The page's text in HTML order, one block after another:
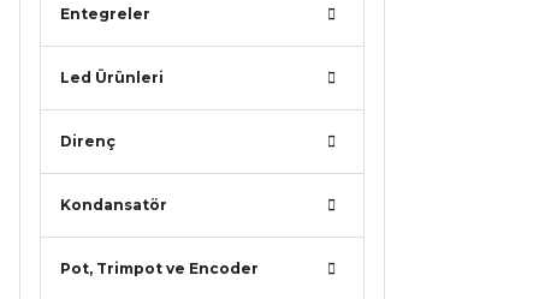
Entegreler
Led Ürünleri
Direnç
Kondansatör
Pot, Trimpot ve Encoder